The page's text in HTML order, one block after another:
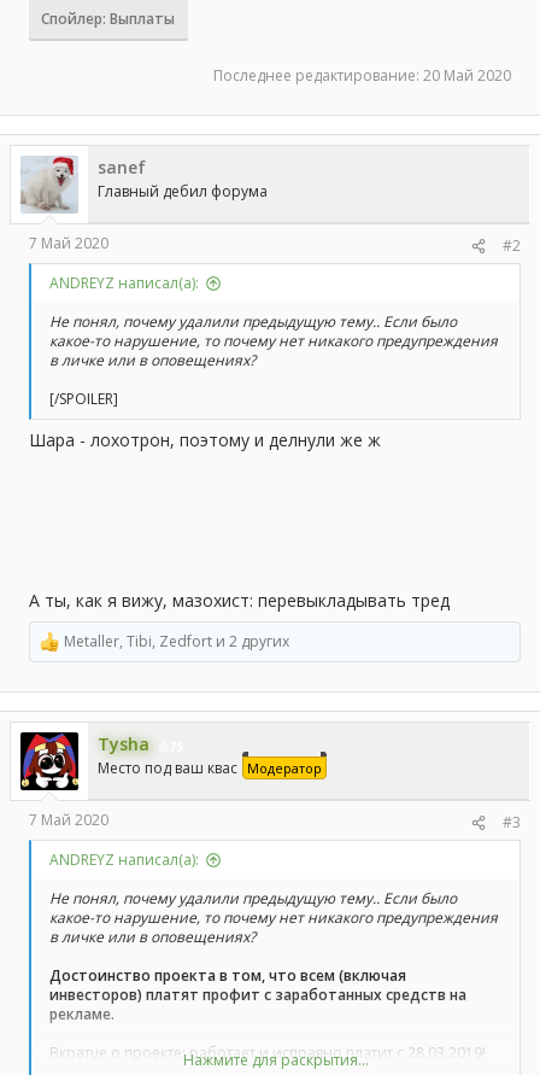
Спойлер: Выплаты
Последнее редактирование: 20 Май 2020
sanef
Главный дебил форума
7 Май 2020
#2
ANDREYZ написал(а):
Не понял, почему удалили предыдущую тему.. Если было
какое-то нарушение, то почему нет никакого предупреждения
в личке или в оповещениях?
[/SPOILER]
Шара - лохотрон, поэтому и делнули же ж
А ты, как я вижу, мазохист: перевыкладывать тред
Р
е
а
к
ц
и
и
:
Metaller, Tibi, Zedfort и 2 других
Tysha
Место под ваш квас Модератор
7 Май 2020
#3
ANDREYZ написал(а):
Не понял, почему удалили предыдущую тему.. Если было
какое-то нарушение, то почему нет никакого предупреждения
в личке или в оповещениях?
Достоинство проекта в том, что всем (включая
инвесторов) платят профит с заработанных средств на
рекламе.
Вкратце о проекте: работает и исправно платит с 28.03.2019!
Нажмите для раскрытия...